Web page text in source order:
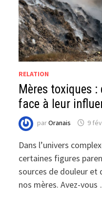
RELATION
Mères toxiques
face à leur
parOranais 9
Dans l’univers
certaines figures
sources de douleur et
nos mères. Avez-